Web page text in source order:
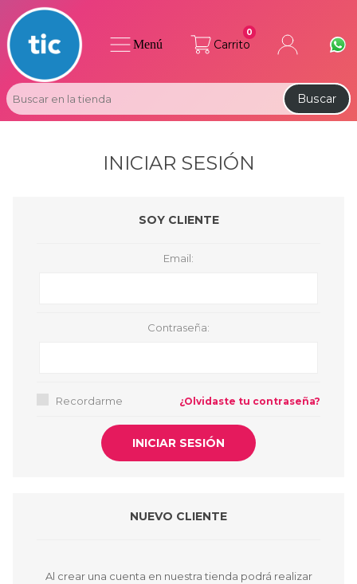
Carrito
0
Buscar
Menú
INICIAR SESIÓN
SOY CLIENTE
Email:
Contraseña:
Recordarme ¿Olvidaste tu contraseña?
NUEVO CLIENTE
Al crear una cuenta en nuestra tienda podrá realizar